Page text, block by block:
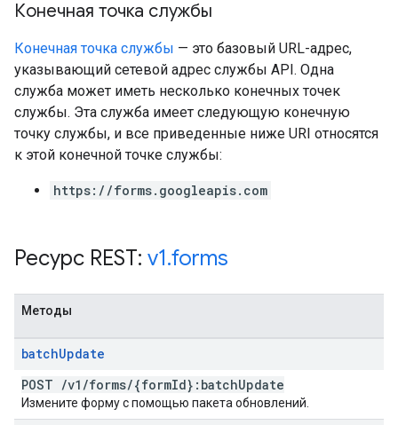
Конечная точка службы
Конечная точка службы — это базовый URL-адрес,
указывающий сетевой адрес службы API. Одна
служба может иметь несколько конечных точек
службы. Эта служба имеет следующую конечную
точку службы, и все приведенные ниже URI относятся
к этой конечной точке службы:
https://forms.googleapis.com
Ресурс REST: v1.forms
Методы
batchUpdate
POST /v1 /forms/{formId}:batchUpdate
Измените форму с помощью пакета обновлений.